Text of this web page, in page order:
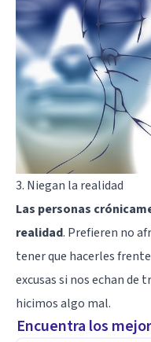
3. Niegan la realidad
Las personas
realidad. Prefieren no
tener que hacerles
excusas si nos echan de
hicimos algo mal.
Encuentra los